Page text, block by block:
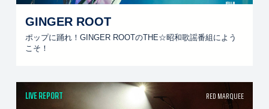
GINGER ROOT
ポップに踊れ！GINGER ROOTのTHE☆昭和歌謡番組によう
こそ！
LIVE REPORT RED MARQUEE